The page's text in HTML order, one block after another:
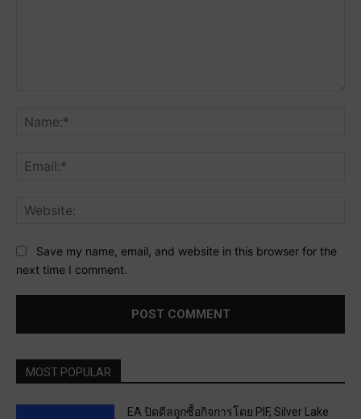
Save my name, email, and website in this browser for the
next time I comment.
MOST POPULAR
EA ปิดดีลถูกซื้อกิจการโดย PIF, Silver Lake